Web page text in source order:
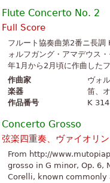
Flute Concerto No. 2
Full Score
フルート協奏曲第2番ニ長
ォルフガング・アマデウス
年1月から2月頃に作曲したフ
作曲家
ヴォ
楽器
笛、
作品番号
K 314
Concerto Grosso
弦楽四重奏、ヴァイオリ
From http://
grosso in G minor, Op. 6,
Corelli, known commonly